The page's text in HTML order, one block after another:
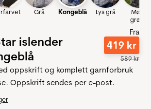
Grå Kongeblå Lys grå
Mørk
grønn
islender
Fra
419 kr
589kr
oppskrift og komplett garnforbruk
Oppskrift sendes per e-post.